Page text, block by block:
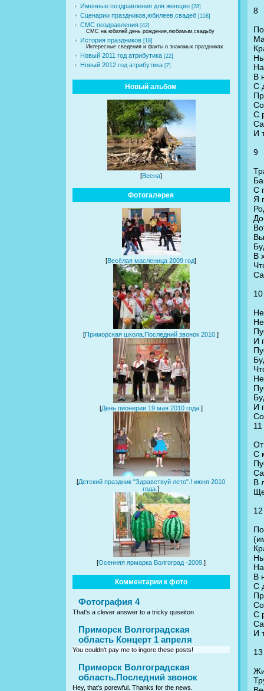
Именные поздравления для женщин [28]
Сценарии праздников,юбилеев,свадеб [158]
СМС поздравления [42]
СМС на юбилей,день рождения,любимым,свадьбу
История праздников [18]
Интересные сведения и факты о знакомых праздниках
Новый 2011 год атрибутика [22]
Новый 2012 год атрибутика [7]
Новый альбом
[Весна]
Фотогалерея
[Весёлая масленица 2009 год]
[Приморская школа.Последний звонок 2010.]
[День пионерии 19 мая 2010 года. ]
[Детский праздник "Здравствуй лето".! июня 2010
года.]
[Осенняя ярмарка Волгоград -2009. ]
Комментарии к фото
Фотография 4
That's a clever answer to a tricky quseiton
Приморск Волгоградская
область Концерт 1 апреля
You couldn't pay me to ingore these posts!
Приморск Волгоградская
область.Последний звонок
Hey, that's porewful. Thanks for the news.
8
В
С
С
И
9
С
Я
В
10
И
И
11
С
В
12
В
С
С
И
13